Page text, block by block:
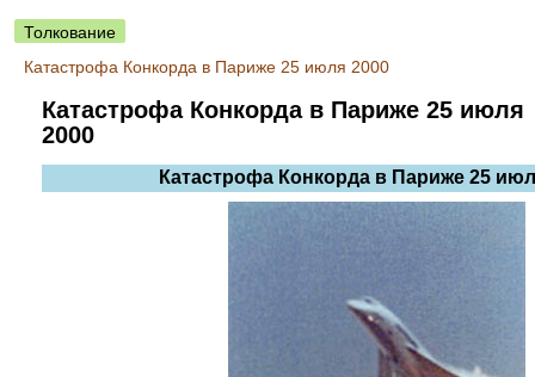
Толкование
Катастрофа Конкорда в Париже 25 июля 2000
Катастрофа Конкорда в Париже 25 июля
2000
Катастрофа Конкорда в Париже 25